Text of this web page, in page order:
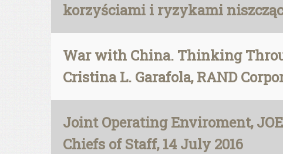
korzyściami i ryzykami
War with China. Thinking
Cristina L. Garafola, RAND
Joint Operating Enviroment,
Chiefs of Staff, 14 July 2016